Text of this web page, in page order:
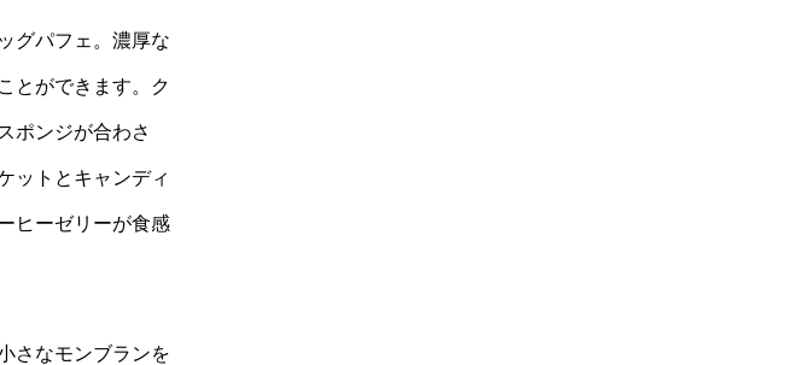
グパフェ。濃厚な
とができます。ク
ポンジが合わさ
ットとキャンディ
ヒーゼリーが食感
さなモンブランを